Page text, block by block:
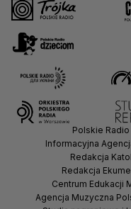
Polskie Radio
Informacyjna
Redakcja
Redakcja
Centrum Edukacji
Agencja Muzyczna